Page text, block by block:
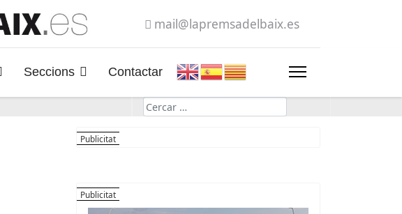
mail@lapremsadelbaix.es
Seccions Contactar
Cerca